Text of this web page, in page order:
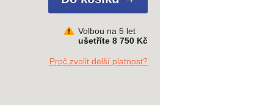
Volbou na 5 let
ušetříte 8 750 Kč
Proč zvolit delší platnost?